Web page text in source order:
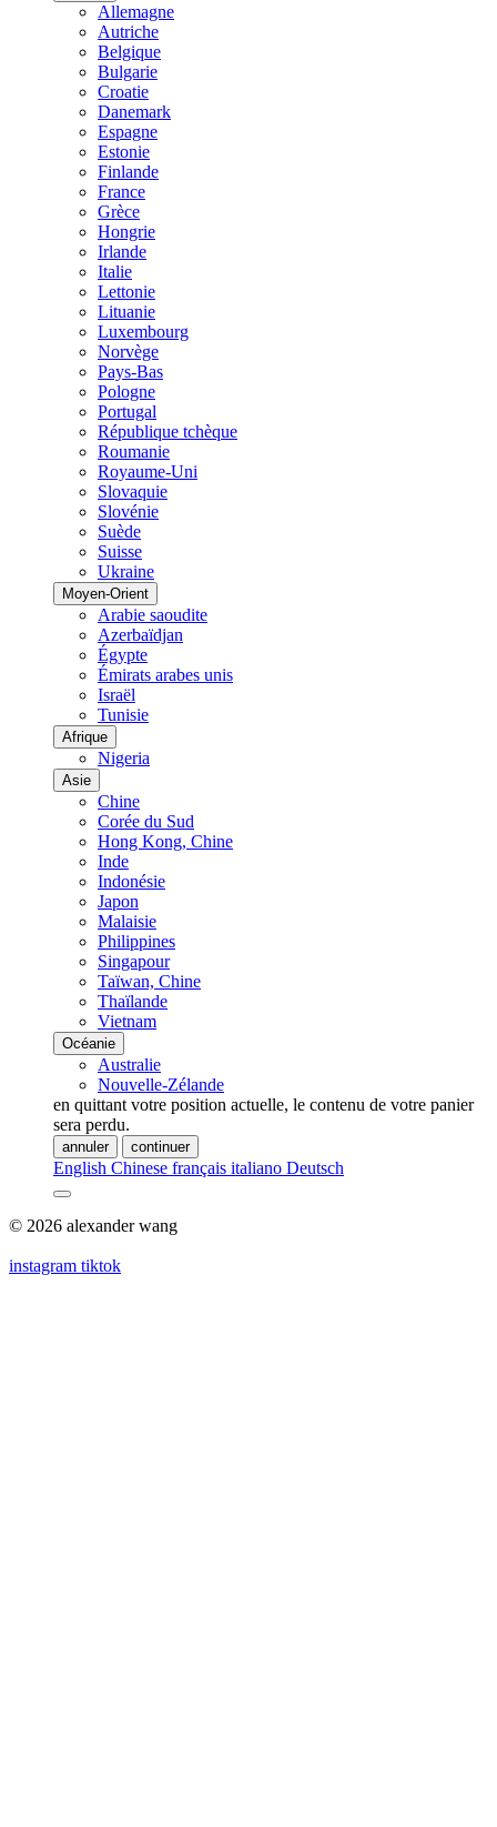
Allemagne
Autriche
Belgique
Bulgarie
Croatie
Danemark
Espagne
Estonie
Finlande
France
Grèce
Hongrie
Irlande
Italie
Lettonie
Lituanie
Luxembourg
Norvège
Pays-Bas
Pologne
Portugal
République tchèque
Roumanie
Royaume-Uni
Slovaquie
Slovénie
Suède
Suisse
Ukraine
Moyen-Orient
Arabie saoudite
Azerbaïdjan
Égypte
Émirats arabes unis
Israël
Tunisie
Afrique
Nigeria
Asie
Chine
Corée du Sud
Hong Kong, Chine
Inde
Indonésie
Japon
Malaisie
Philippines
Singapour
Taïwan, Chine
Thaïlande
Vietnam
Océanie
Australie
Nouvelle-Zélande
en quittant votre position actuelle, le contenu de votre panier
sera perdu.
annuler continuer
English Chinese français italiano Deutsch
© 2026 alexander wang
instagram tiktok